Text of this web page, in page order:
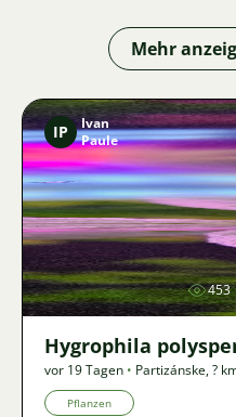
Mehr
IP
Ivan
Paule
453
Hygrophila
vor 19 Tagen • Partizánske,?
Pflanzen